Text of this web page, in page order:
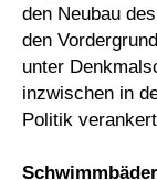
den Neubau
den
unter
inzwischen in
Politik